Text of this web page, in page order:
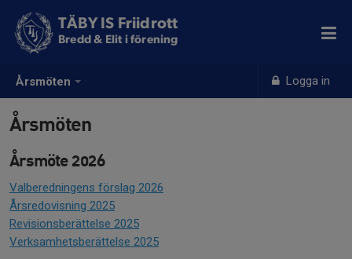
Årsmöten Logga in
TÄBY IS Friidrott
Bredd & Elit i förening
Årsmöten
Årsmöte 2026
Valberedningens förslag 2026
Årsredovisning 2025
Revisionsberättelse 2025
Verksamhetsberättelse 2025